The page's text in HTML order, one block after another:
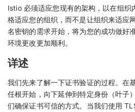
Istio 必须适应您现有的架构，以在组
格适应您的组织，而不是让组织来适应
名密钥的需求开始，将为您的成功做好
环境更改更加顺利。
详述
我们先来了解一下证书验证的过程。在
任根开始，向下延伸到特定身份（叶子
们确保证书可信的方式。当我们使用